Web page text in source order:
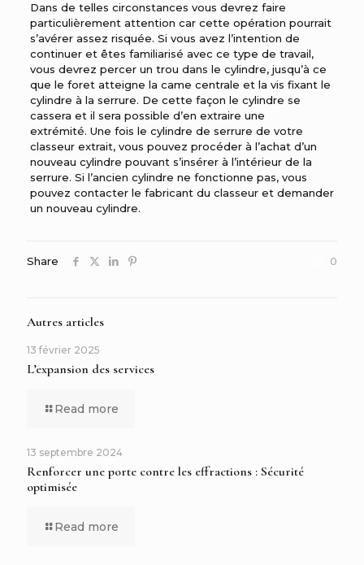
Dans de telles circonstances vous devrez faire
particulièrement attention car cette opération pourrait
s’avérer assez risquée. Si vous avez l’intention de
continuer et êtes familiarisé avec ce type de travail,
vous devrez percer un trou dans le cylindre, jusqu’à ce
que le foret atteigne la came centrale et la vis fixant le
cylindre à la serrure. De cette façon le cylindre se
cassera et il sera possible d’en extraire une
extrémité. Une fois le cylindre de serrure de votre
classeur extrait, vous pouvez procéder à l’achat d’un
nouveau cylindre pouvant s’insérer à l’intérieur de la
serrure. Si l’ancien cylindre ne fonctionne pas, vous
pouvez contacter le fabricant du classeur et demander
un nouveau cylindre.
Share 0
Autres articles
13 février 2025
L’expansion des services
Read more
13 septembre 2024
Renforcer une porte contre les effractions : Sécurité
optimisée
Read more